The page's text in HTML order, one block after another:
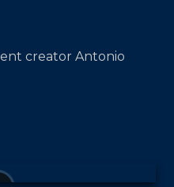
creator Antonio